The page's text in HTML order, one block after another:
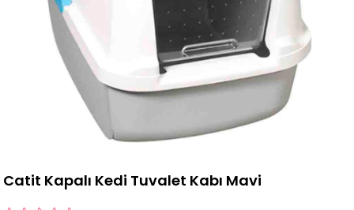
Catit Kapalı Kedi Tuvalet Kabı Mavi